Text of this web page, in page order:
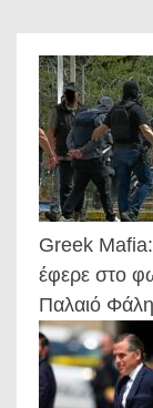
Greek
έφερε στο
Παλαιό